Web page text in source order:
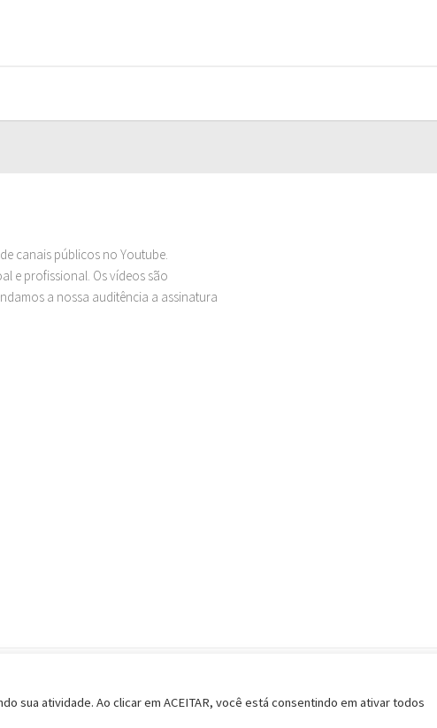
canais públicos no Youtube.
e profissional. Os vídeos são
a nossa auditência a assinatura
sua atividade. Ao clicar em ACEITAR, você está consentindo em ativar todos